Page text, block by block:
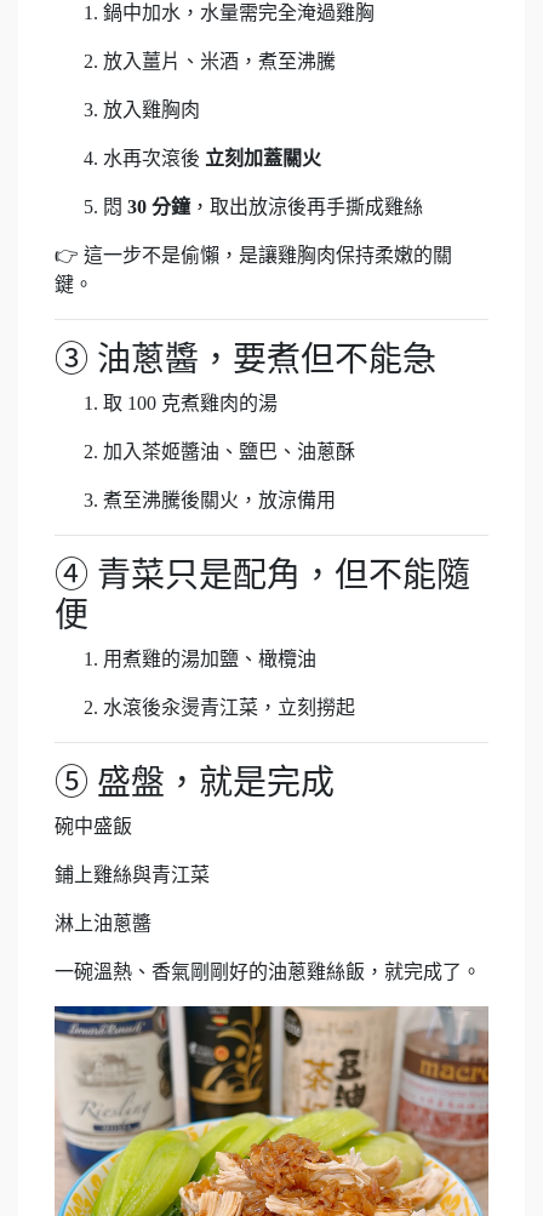
鍋中加水，水量需完全淹過雞胸
放入薑片、米酒，煮至沸騰
放入雞胸肉
水再次滾後 立刻加蓋關火
悶 30 分鐘，取出放涼後再手撕成雞絲
👉 這一步不是偷懶，是讓雞胸肉保持柔嫩的關
鍵。
③ 油蔥醬，要煮但不能急
取 100 克煮雞肉的湯
加入茶姬醬油、鹽巴、油蔥酥
煮至沸騰後關火，放涼備用
④ 青菜只是配角，但不能隨
便
用煮雞的湯加鹽、橄欖油
水滾後汆燙青江菜，立刻撈起
⑤ 盛盤，就是完成
碗中盛飯
鋪上雞絲與青江菜
淋上油蔥醬
一碗溫熱、香氣剛剛好的油蔥雞絲飯，就完成了。